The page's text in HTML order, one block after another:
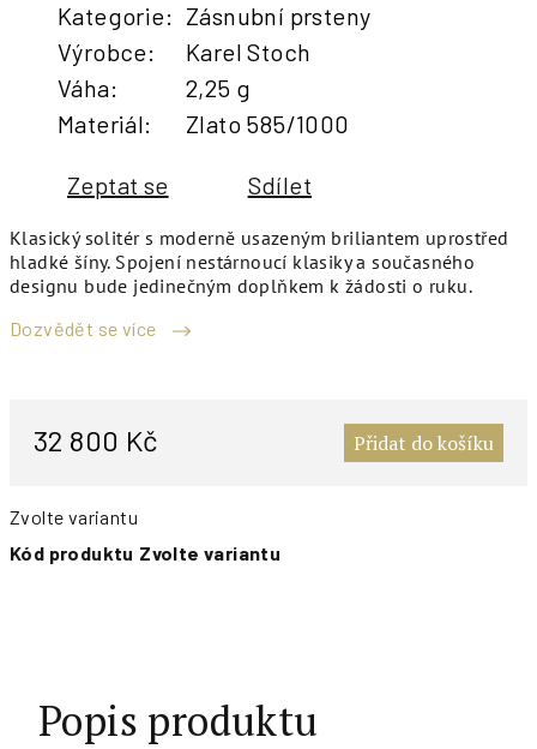
Klasický solitér s moderně usazeným briliantem uprostřed
hladké šíny. Spojení nestárnoucí klasiky a současného
designu bude jedinečným doplňkem k žádosti o ruku.
Dozvědět se více
32 800 Kč Přidat do košíku
Zvolte variantu
Kód produktu Zvolte variantu
Kategorie: Zásnubní prsteny
Výrobce:
Karel Stoch
Váha:
2,25 g
Materiál: Zlato 585/1000
Zeptat se Sdílet
Popis produktu